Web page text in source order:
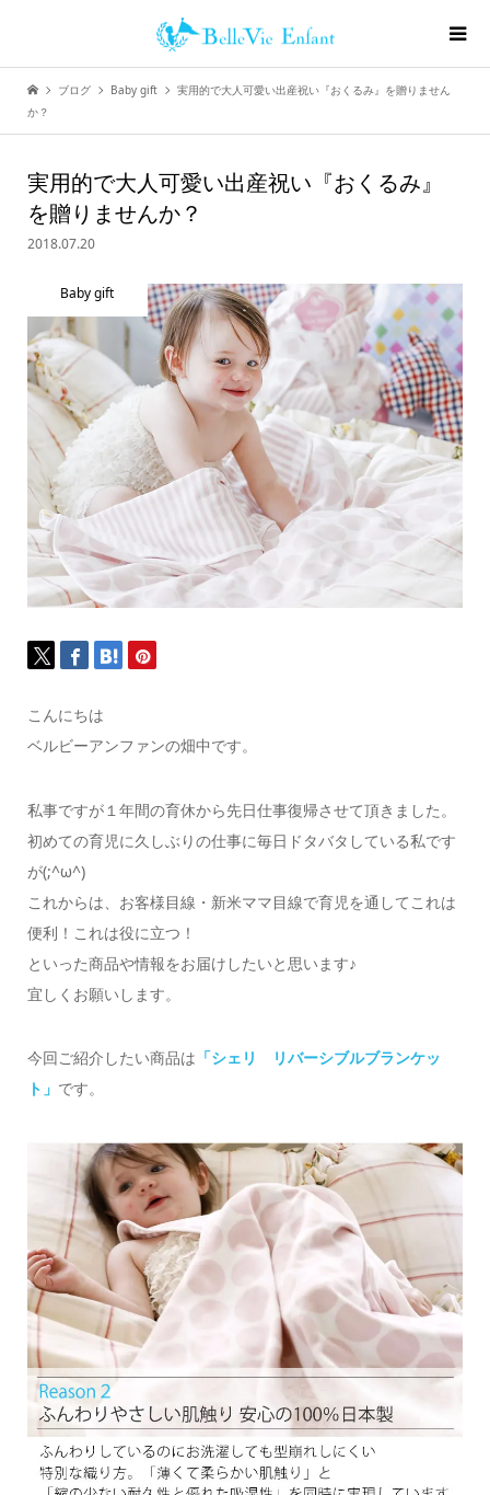
ブログ Baby gift
実用的で大人可愛い出産祝い『おくるみ』を贈りません
か？
実用的で大人可愛い出産祝い『おくるみ』
を贈りませんか？
2018.07.20
Baby gift
こんにちは
ベルビーアンファンの畑中です。
私事ですが１年間の育休から先日仕事復帰させて頂きました。
初めての育児に久しぶりの仕事に毎日ドタバタしている私です
が(;^ω^)
これからは、お客様目線・新米ママ目線で育児を通してこれは
便利！これは役に立つ！
といった商品や情報をお届けしたいと思います♪
宜しくお願いします。
今回ご紹介したい商品は 「シェリ リバーシブルブランケッ
ト」 です。